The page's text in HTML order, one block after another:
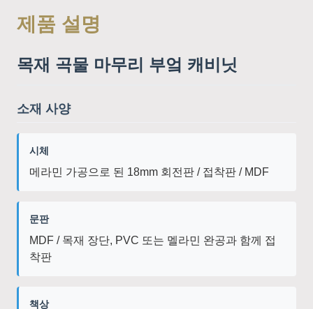
제품 설명
목재 곡물 마무리 부엌 캐비닛
소재 사양
시체
메라민 가공으로 된 18mm 회전판 / 접착판 / MDF
문판
MDF / 목재 장단, PVC 또는 멜라민 완공과 함께 접
착판
책상